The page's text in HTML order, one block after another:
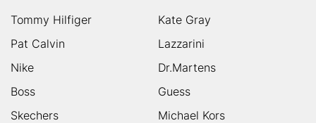
Tommy Hilfiger
Kate Gray
Pat Calvin
Lazzarini
Nike
Dr.Martens
Boss
Guess
Skechers
Michael Kors